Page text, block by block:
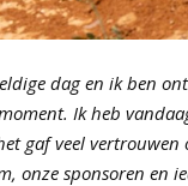
dag en ik ben
Ik heb
gaf veel
onze sponsoren en